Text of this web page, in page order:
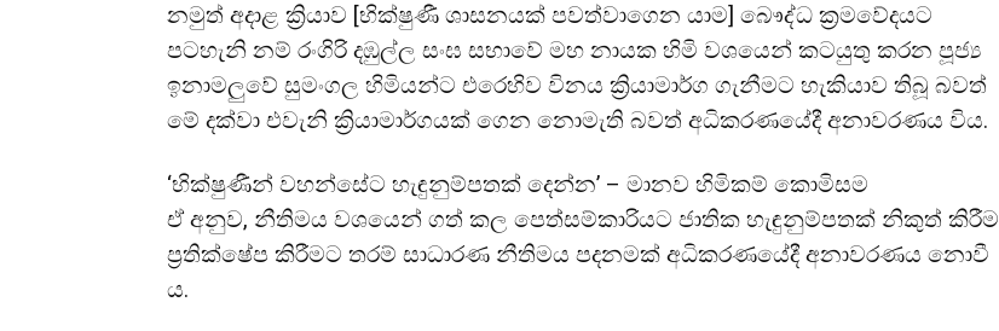
නමුත් අදාළ ක්‍රියාව [භික්ෂුණී ශාසනයක් පවත්වාගෙන යාම] බෞද්ධ ක්‍රමවේදයට
පටහැනි නම් රංගිරි දඹුල්ල සංඝ සභාවේ මහ නායක හිමි වශයෙන් කටයුතු කරන පූජ්‍ය
ඉනාමලුවේ සුමංගල හිමියන්ට එරෙහිව විනය ක්‍රියාමාර්ග ගැනීමට හැකියාව තිබූ බවත්
මේ දක්වා එවැනි ක්‍රියාමාර්ගයක් ගෙන නොමැති බවත් අධිකරණයේදී අනාවරණය විය.
‘භික්ෂුණීන් වහන්සේට හැඳුනුම්පතක් දෙන්න’ – මානව හිමිකම් කොමිසම
ඒ අනුව, නීතිමය වශයෙන් ගත් කල පෙත්සම්කාරියට ජාතික හැඳුනුම්පතක් නිකුත් කිරීම
ප්‍රතික්ෂේප කිරීමට තරම් සාධාරණ නීතිමය පදනමක් අධිකරණයේදී අනාවරණය නොවී
ය.